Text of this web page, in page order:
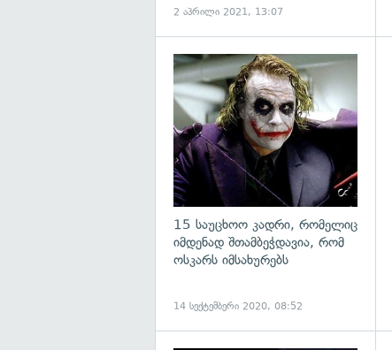
2 აპრილი 2021, 13:07
15 საუცხოო კადრი, რომელიც
იმდენად შთამბეჭდავია, რომ
ოსკარს იმსახურებს
14 სექტემბერი 2020, 08:52